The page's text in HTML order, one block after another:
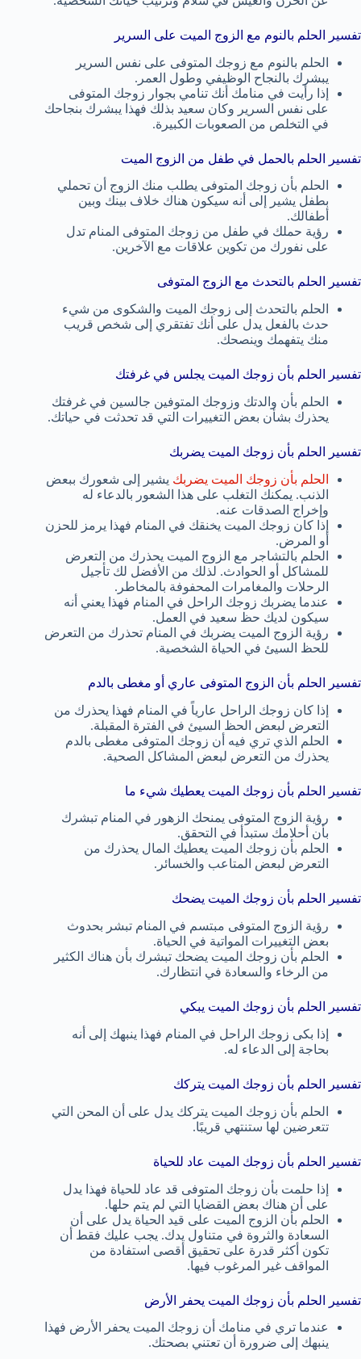
تفسير الحلم بالنوم مع الزوج الميت على السرير
الحلم بالنوم مع زوجك المتوفى على نفس السرير
يبشرك بالنجاح الوظيفي وطول العمر.
إذا رأيت في منامك أنك تنامي بجوار زوجك المتوفى
على نفس السرير وكان سعيد بذلك فهذا يبشرك بنجاحك
في التخلص من الصعوبات الكبيرة.
تفسير الحلم بالحمل في طفل من الزوج الميت
الحلم بأن زوجك المتوفى يطلب منك الزوج أن تحملي
بطفل يشير إلى أنه سيكون هناك خلاف بينك وبين
أطفالك.
رؤية حملك في طفل من زوجك المتوفى المنام تدل
على نفورك من تكوين علاقات مع الآخرين.
تفسير الحلم بالتحدث مع الزوج المتوفى
الحلم بالتحدث إلى زوجك الميت والشكوى من شيء
حدث بالفعل يدل على أنك تفتقري إلى شخص قريب
منك يتفهمك وينصحك.
تفسير الحلم بأن زوجك الميت يجلس في غرفتك
الحلم بأن والدتك وزوجك المتوفين جالسين في غرفتك
يحذرك بشأن بعض التغييرات التي قد تحدثت في حياتك.
تفسير الحلم بأن زوجك الميت يضربك
الحلم بأن زوجك الميت يضربك يشير إلى شعورك ببعض
الذنب. يمكنك التغلب على هذا الشعور بالدعاء له
وإخراج الصدقات عنه.
إذا كان زوجك الميت يخنقك في المنام فهذا يرمز للحزن
أو المرض.
الحلم بالتشاجر مع الزوج الميت يحذرك من التعرض
للمشاكل أو الحوادث. لذلك من الأفضل لك تأجيل
الرحلات والمغامرات المحفوفة بالمخاطر.
عندما يضربك زوجك الراحل في المنام فهذا يعني أنه
سيكون لديك حظ سعيد في العمل.
رؤية الزوج الميت يضربك في المنام تحذرك من التعرض
للحظ السيئ في الحياة الشخصية.
تفسير الحلم بأن الزوج المتوفى عاري أو مغطى بالدم
إذا كان زوجك الراحل عارياً في المنام فهذا يحذرك من
التعرض لبعض الحظ السيئ في الفترة المقبلة.
الحلم الذي تري فيه أن زوجك المتوفى مغطى بالدم
يحذرك من التعرض لبعض المشاكل الصحية.
تفسير الحلم بأن زوجك الميت يعطيك شيء ما
رؤية الزوج المتوفى يمنحك الزهور في المنام تبشرك
بأن أحلامك ستبدأ في التحقق.
الحلم بأن زوجك الميت يعطيك المال يحذرك من
التعرض لبعض المتاعب والخسائر.
تفسير الحلم بأن زوجك الميت يضحك
رؤية الزوج المتوفى مبتسم في المنام تبشر بحدوث
بعض التغييرات المواتية في الحياة.
الحلم بأن زوجك الميت يضحك تبشرك بأن هناك الكثير
من الرخاء والسعادة في انتظارك.
تفسير الحلم بأن زوجك الميت يبكي
إذا بكى زوجك الراحل في المنام فهذا ينبهك إلى أنه
بحاجة إلى الدعاء له.
تفسير الحلم بأن زوجك الميت يتركك
الحلم بأن زوجك الميت يتركك يدل على أن المحن التي
تتعرضين لها ستنتهي قريبًا.
تفسير الحلم بأن زوجك الميت عاد للحياة
إذا حلمت بأن زوجك المتوفى قد عاد للحياة فهذا يدل
على أن هناك بعض القضايا التي لم يتم حلها.
الحلم بأن الزوج الميت على قيد الحياة يدل على أن
السعادة والثروة في متناول يدك. يجب عليك فقط أن
تكون أكثر قدرة على تحقيق أقصى استفادة من
المواقف غير المرغوب فيها.
تفسير الحلم بأن زوجك الميت يحفر الأرض
عندما تري في منامك أن زوجك الميت يحفر الأرض فهذا
ينبهك إلى ضرورة أن تعتني بصحتك.